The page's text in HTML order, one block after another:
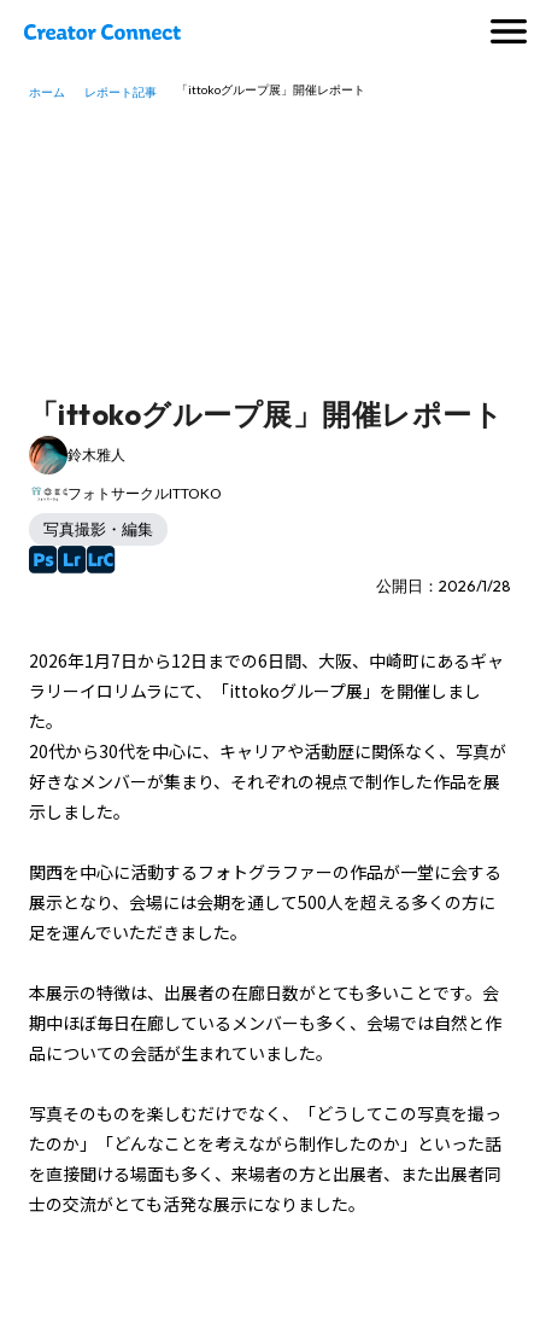
ホーム レポート記事 「ittokoグループ展」開催レポート
「ittokoグループ展」開催レポート
鈴木雅人
フォトサークルITTOKO
写真撮影・編集
公開日：2026/1/28
2026年1月7日から12日までの6日間、大阪、中崎町にあるギャ
ラリーイロリムラにて、「ittokoグループ展」を開催しまし
た。
20代から30代を中心に、キャリアや活動歴に関係なく、写真が
好きなメンバーが集まり、それぞれの視点で制作した作品を展
示しました。
関西を中心に活動するフォトグラファーの作品が一堂に会する
展示となり、会場には会期を通して500人を超える多くの方に
足を運んでいただきました。
本展示の特徴は、出展者の在廊日数がとても多いことです。会
期中ほぼ毎日在廊しているメンバーも多く、会場では自然と作
品についての会話が生まれていました。
写真そのものを楽しむだけでなく、「どうしてこの写真を撮っ
たのか」「どんなことを考えながら制作したのか」といった話
を直接聞ける場面も多く、来場者の方と出展者、また出展者同
士の交流がとても活発な展示になりました。